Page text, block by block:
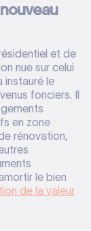
et de
nue sur celui
instauré le
fonciers. Il
en zone
rénovation,
le bien
de la valeur